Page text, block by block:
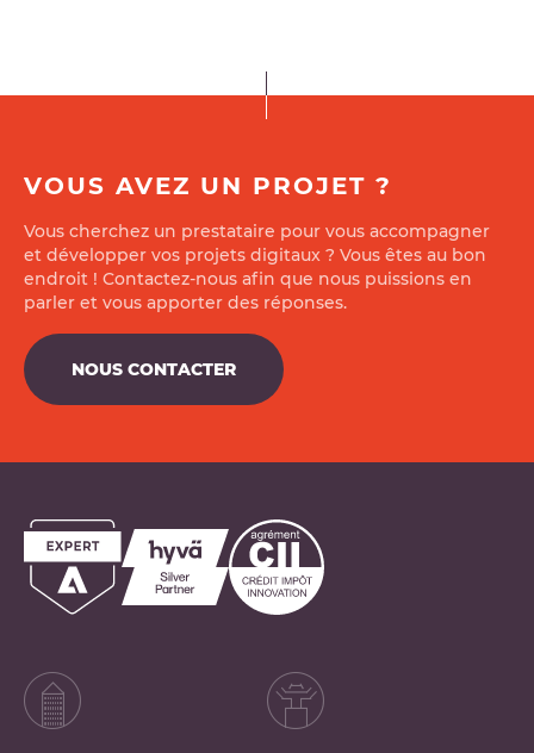
VOUS AVEZ UN PROJET ?
Vous cherchez un prestataire pour vous accompagner
et développer vos projets digitaux ? Vous êtes au bon
endroit ! Contactez-nous afin que nous puissions en
parler et vous apporter des réponses.
NOUS CONTACTER